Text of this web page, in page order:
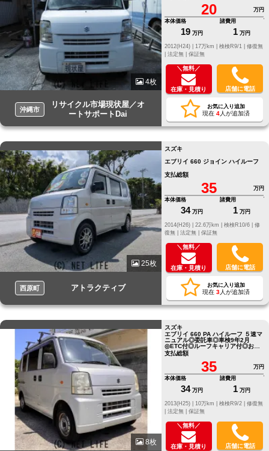
4枚
沖縄市
リサイクル市場現状屋／オ
ートサポートDai
20
万円
本体価格
19 万円
諸費用
1 万円
修復無
法定無 | 保証無
＼無料／
在庫・見積り 店舗に電話
お気に入り追加
現在 4人が追加済
25枚
西原町 アトラクティブ
スズキ
エブリイ 660 ジョイン ハイルーフ
支払総額
35
万円
本体価格
34 万円
諸費用
1 万円
修
復無 | 法定無 | 保証無
＼無料／
在庫・見積り 店舗に電話
お気に入り追加
現在 3人が追加済
8枚
スズキ
エブリイ 660 PA ハイルーフ ５速マ
ニュアル◎委託車◎車検9年2月
◎ETC付◎ルーフキャリア付◎お気
軽にお問い合わせください◎
支払総額
35
万円
本体価格
34 万円
諸費用
1 万円
修復無
法定無 | 保証無
＼無料／
在庫・見積り 店舗に電話